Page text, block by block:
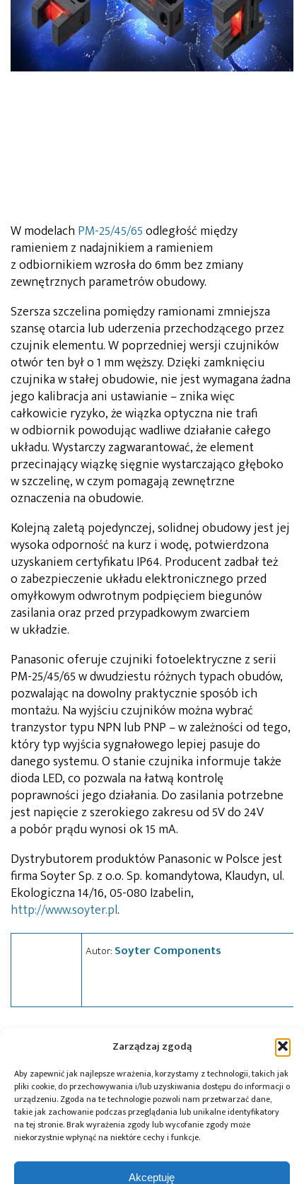
Zarządzaj zgodą
Aby zapewnić jak najlepsze wrażenia, korzystamy z technologii, takich jak
pliki cookie, do przechowywania i/lub uzyskiwania dostępu do informacji o
urządzeniu. Zgoda na te technologie pozwoli nam przetwarzać dane,
takie jak zachowanie podczas przeglądania lub unikalne identyfikatory
na tej stronie. Brak wyrażenia zgody lub wycofanie zgody może
niekorzystnie wpłynąć na niektóre cechy i funkcje.
Akceptuję
W modelach PM-25/45/65odległość między
ramieniem z nadajnikiem a ramieniem
z odbiornikiem wzrosła do 6mm bez zmiany
zewnętrznych parametrów obudowy.
Szersza szczelina pomiędzy ramionami zmniejsza
szansę otarcia lub uderzenia przechodzącego przez
czujnik elementu. W poprzedniej wersji czujników
otwór ten był o 1 mm węższy. Dzięki zamknięciu
czujnika w stałej obudowie, nie jest wymagana żadna
jego kalibracja ani ustawianie – znika więc
całkowicie ryzyko, że wiązka optyczna nie trafi
w odbiornik powodując wadliwe działanie całego
układu. Wystarczy zagwarantować, że element
przecinający wiązkę sięgnie wystarczająco głęboko
w szczelinę, w czym pomagają zewnętrzne
oznaczenia na obudowie.
Kolejną zaletą pojedynczej, solidnej obudowy jest jej
wysoka odporność na kurz i wodę, potwierdzona
uzyskaniem certyfikatu IP64. Producent zadbał też
o zabezpieczenie układu elektronicznego przed
omyłkowym odwrotnym podpięciem biegunów
zasilania oraz przed przypadkowym zwarciem
w układzie.
Panasonic oferuje czujniki fotoelektryczne z serii
PM-25/45/65 w dwudziestu różnych typach obudów,
pozwalając na dowolny praktycznie sposób ich
montażu. Na wyjściu czujników można wybrać
tranzystor typu NPN lub PNP – w zależności od tego,
który typ wyjścia sygnałowego lepiej pasuje do
danego systemu. O stanie czujnika informuje także
dioda LED, co pozwala na łatwą kontrolę
poprawności jego działania. Do zasilania potrzebne
jest napięcie z szerokiego zakresu od 5V do 24V
a pobór prądu wynosi ok 15 mA.
Dystrybutorem produktów Panasonic w Polsce jest
firma Soyter Sp. z o.o. Sp. komandytowa, Klaudyn, ul.
Ekologiczna 14/16, 05-080 Izabelin,
http://www.soyter.pl.
Autor: Soyter Components
,Panasonic Soyter
Przeczytaj również: